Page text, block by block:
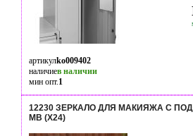
артикулko009402
наличиев наличии
мин опт.1
12230 ЗЕРКАЛО ДЛЯ МАКИЯЖА С
MB (Х24)